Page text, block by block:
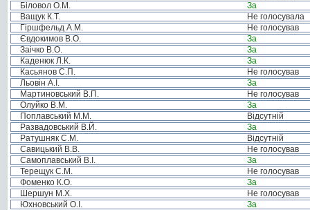
Біловол О.М.
За
Ващук К.Т.
Не голосувала
Гіршфельд А.М.
Не голосував
Євдокимов В.О.
За
Заічко В.О.
За
Каденюк Л.К.
За
Касьянов С.П.
Не голосував
Льовін А.І.
За
Мартиновський В.П.
Не голосував
Олуйко В.М.
За
Поплавський М.М.
Відсутній
Развадовський В.Й.
За
Ратушняк С.М.
Відсутній
Савицький В.В.
Не голосував
Самоплавський В.І.
За
Терещук С.М.
Не голосував
Фоменко К.О.
За
Шершун М.Х.
Не голосував
Юхновський О.І.
За